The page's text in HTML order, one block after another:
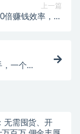
上一篇
倍赚钱效率，构
一个月
无需囤货、开